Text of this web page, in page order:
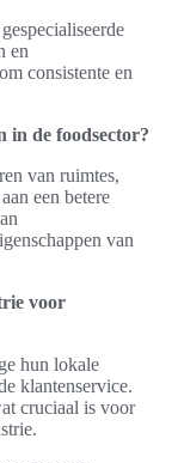
en
consistente en
in de foodsector?
van ruimtes,
een betere
van
voor
hun lokale
klantenservice.
cruciaal is voor